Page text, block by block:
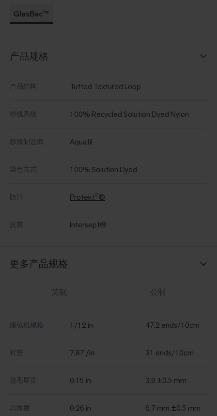
GlasBac™
产品规格
产品结构 Tufted Textured Loop
纱线系统 100% Recycled Solution Dyed Nylon
纱线制造商 Aquafil
染色方式 100% Solution Dyed
防污 Protekt²®
抗菌 Intersept®
更多产品规格
英制 公制
簇绒机规格 1/12 in 47.2 ends/10cm
针密 7.87 /in 31 ends/10cm
毯毛厚度 0.15 in 3.9 ±0.5 mm
总厚度 0.26 in 6.7 mm ±0.5 mm